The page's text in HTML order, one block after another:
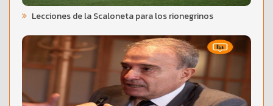
Lecciones de la Scaloneta para los rionegrinos